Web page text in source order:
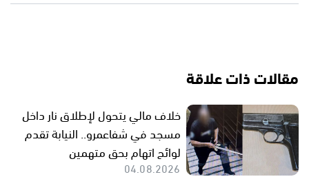
مقالات ذات علاقة
خلاف مالي يتحول لإطلاق نار داخل
مسجد في شفاعمرو.. النيابة تقدم
لوائح اتهام بحق متهمين
04.08.2026